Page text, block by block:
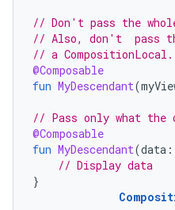
// Don't pass the
// Also, don't  pass
// a CompositionLocal.
@Composable
fun MyDescendant(
// Pass only what the
@Composable
fun MyDescendant(data :
// Display data
}